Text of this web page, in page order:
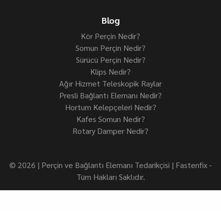
Blog
Kör Perçin Nedir?
Somun Perçin Nedir?
Sürücü Perçin Nedir?
Klips Nedir?
Ağır Hizmet Teleskopik Raylar
Presli Bağlantı Elemanı Nedir?
Hortum Kelepçeleri Nedir?
Kafes Somun Nedir?
Rotary Damper Nedir?
© 2026 | Perçin ve Bağlantı Elemanı Tedarikçisi | Fastenfix -
Tüm Hakları Saklıdır.